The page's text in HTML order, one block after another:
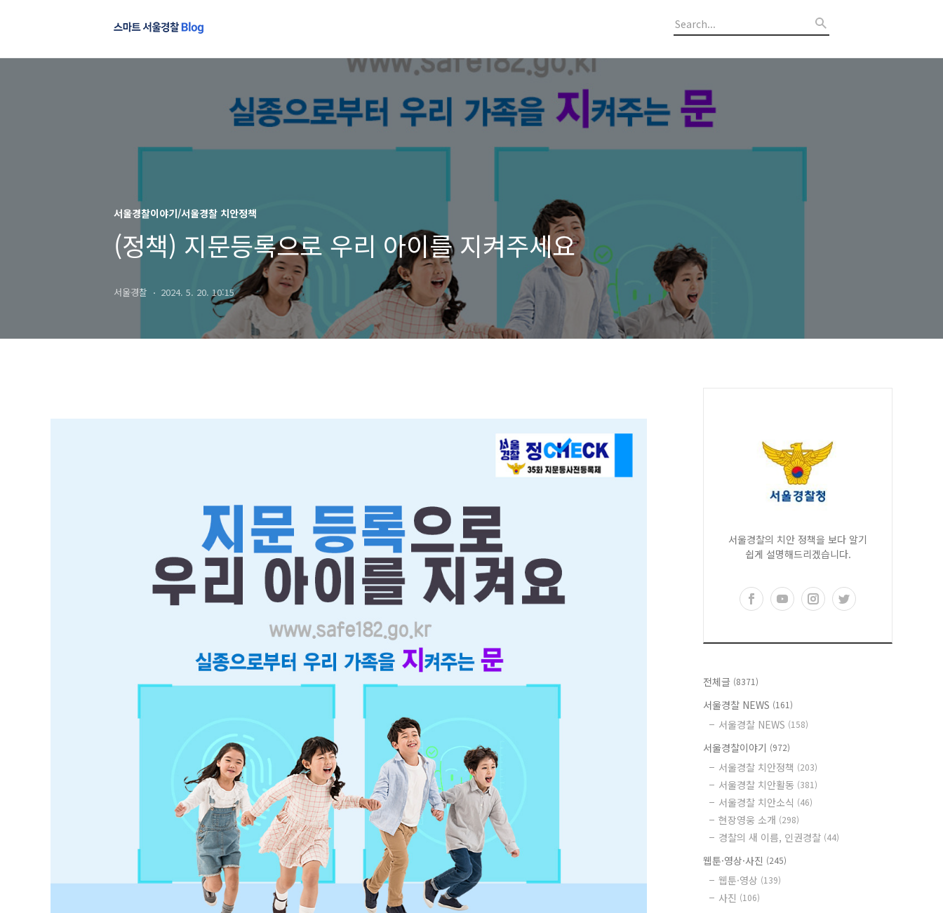
서울경찰이야기/서울경찰 치안정책
(정책) 지문등록으로 우리 아이를 지켜주세요
서울경찰 2024. 5. 20. 10:15
서울경찰의 치안 정책을 보다 알기
쉽게 설명해드리겠습니다.
전체글 (8371)
서울경찰 NEWS (161)
서울경찰 NEWS (158)
서울경찰이야기 (972)
서울경찰 치안정책 (203)
서울경찰 치안활동 (381)
서울경찰 치안소식 (46)
현장영웅 소개 (298)
경찰의 새 이름, 인권경찰 (44)
웹툰·영상·사진 (245)
웹툰·영상 (139)
사진 (106)